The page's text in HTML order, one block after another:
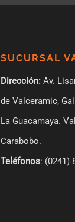
SUCURSAL
Dirección:Av.
de Valceramic,
La Guacamaya.
Carabobo.
Teléfonos: (0241)